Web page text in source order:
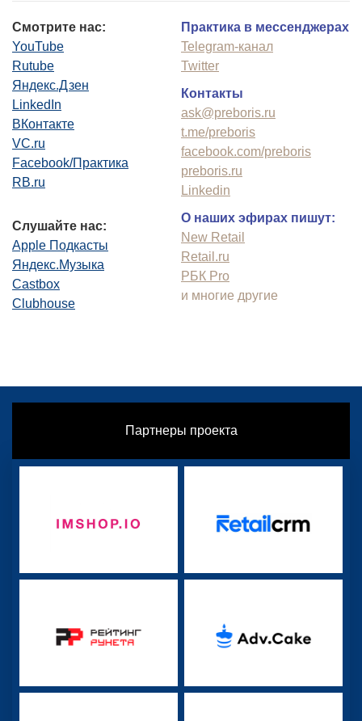
Смотрите нас:
YouTube
Rutube
Яндекс.Дзен
LinkedIn
ВКонтакте
VC.ru
Facebook/Практика
RB.ru
Слушайте нас:
Apple Подкасты
Яндекс.Музыка
Castbox
Clubhouse
Практика в мессенджерах
Telegram-канал
Twitter
Контакты
ask@preboris.ru
t.me/preboris
facebook.com/preboris
preboris.ru
Linkedin
О наших эфирах пишут:
New Retail
Retail.ru
РБК Pro
и многие другие
Партнеры проекта